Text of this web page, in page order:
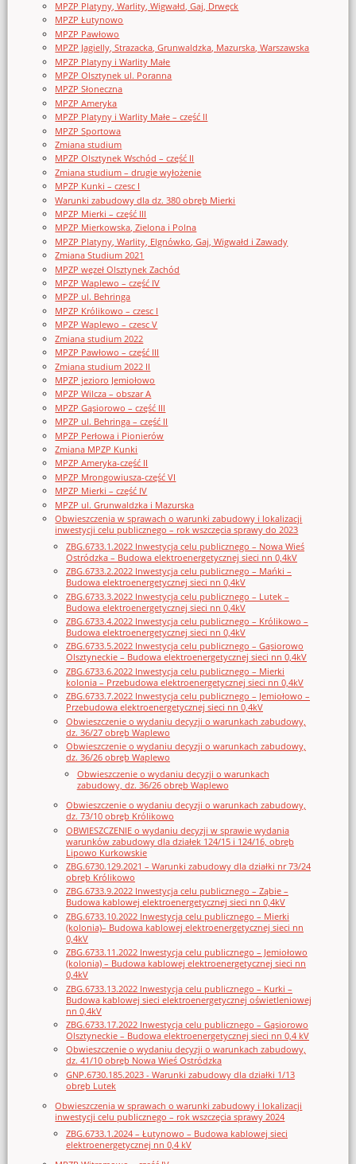
MPZP Platyny, Warlity, Wigwałd, Gaj, Drwęck
MPZP Łutynowo
MPZP Pawłowo
MPZP Jagielly, Strazacka, Grunwaldzka, Mazurska, Warszawska
MPZP Platyny i Warlity Małe
MPZP Olsztynek ul. Poranna
MPZP Słoneczna
MPZP Ameryka
MPZP Platyny i Warlity Małe – część II
MPZP Sportowa
Zmiana studium
MPZP Olsztynek Wschód – część II
Zmiana studium – drugie wyłożenie
MPZP Kunki – czesc I
Warunki zabudowy dla dz. 380 obręb Mierki
MPZP Mierki – część III
MPZP Mierkowska, Zielona i Polna
MPZP Platyny, Warlity, Elgnówko, Gaj, Wigwałd i Zawady
Zmiana Studium 2021
MPZP węzeł Olsztynek Zachód
MPZP Waplewo – część IV
MPZP ul. Behringa
MPZP Królikowo – czesc I
MPZP Waplewo – czesc V
Zmiana studium 2022
MPZP Pawłowo – część III
Zmiana studium 2022 II
MPZP jezioro Jemiołowo
MPZP Wilcza – obszar A
MPZP Gąsiorowo – część III
MPZP ul. Behringa – część II
MPZP Perłowa i Pionierów
Zmiana MPZP Kunki
MPZP Ameryka-część II
MPZP Mrongowiusza-część VI
MPZP Mierki – część IV
MPZP ul. Grunwaldzka i Mazurska
Obwieszczenia w sprawach o warunki zabudowy i lokalizacji
inwestycji celu publicznego – rok wszczęcia sprawy do 2023
ZBG.6733.1.2022 Inwestycja celu publicznego – Nowa Wieś
Ostródzka – Budowa elektroenergetycznej sieci nn 0,4kV
ZBG.6733.2.2022 Inwestycja celu publicznego – Mańki –
Budowa elektroenergetycznej sieci nn 0,4kV
ZBG.6733.3.2022 Inwestycja celu publicznego – Lutek –
Budowa elektroenergetycznej sieci nn 0,4kV
ZBG.6733.4.2022 Inwestycja celu publicznego – Królikowo –
Budowa elektroenergetycznej sieci nn 0,4kV
ZBG.6733.5.2022 Inwestycja celu publicznego – Gąsiorowo
Olsztyneckie – Budowa elektroenergetycznej sieci nn 0,4kV
ZBG.6733.6.2022 Inwestycja celu publicznego – Mierki
kolonia – Przebudowa elektroenergetycznej sieci nn 0,4kV
ZBG.6733.7.2022 Inwestycja celu publicznego – Jemiołowo –
Przebudowa elektroenergetycznej sieci nn 0,4kV
Obwieszczenie o wydaniu decyzji o warunkach zabudowy,
dz. 36/27 obręb Waplewo
Obwieszczenie o wydaniu decyzji o warunkach zabudowy,
dz. 36/26 obręb Waplewo
Obwieszczenie o wydaniu decyzji o warunkach
zabudowy, dz. 36/26 obręb Waplewo
Obwieszczenie o wydaniu decyzji o warunkach zabudowy,
dz. 73/10 obręb Królikowo
OBWIESZCZENIE o wydaniu decyzji w sprawie wydania
warunków zabudowy dla działek 124/15 i 124/16, obręb
Lipowo Kurkowskie
ZBG.6730.129.2021 – Warunki zabudowy dla działki nr 73/24
obręb Królikowo
ZBG.6733.9.2022 Inwestycja celu publicznego – Ząbie –
Budowa kablowej elektroenergetycznej sieci nn 0,4kV
ZBG.6733.10.2022 Inwestycja celu publicznego – Mierki
(kolonia)– Budowa kablowej elektroenergetycznej sieci nn
0,4kV
ZBG.6733.11.2022 Inwestycja celu publicznego – Jemiołowo
(kolonia) – Budowa kablowej elektroenergetycznej sieci nn
0,4kV
ZBG.6733.13.2022 Inwestycja celu publicznego – Kurki –
Budowa kablowej sieci elektroenergetycznej oświetleniowej
nn 0,4kV
ZBG.6733.17.2022 Inwestycja celu publicznego – Gąsiorowo
Olsztyneckie – Budowa elektroenergetycznej sieci nn 0,4 kV
Obwieszczenie o wydaniu decyzji o warunkach zabudowy,
dz. 41/10 obręb Nowa Wieś Ostródzka
GNP.6730.185.2023 - Warunki zabudowy dla działki 1/13
obręb Lutek
Obwieszczenia w sprawach o warunki zabudowy i lokalizacji
inwestycji celu publicznego – rok wszczęcia sprawy 2024
ZBG.6733.1.2024 – Łutynowo – Budowa kablowej sieci
elektroenergetycznej nn 0,4 kV